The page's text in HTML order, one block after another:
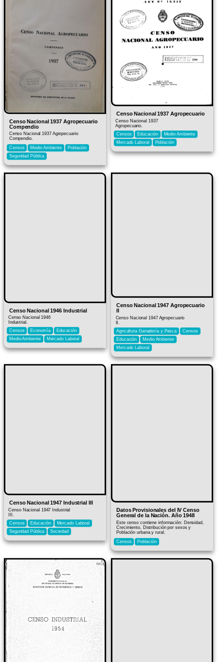
Censo Nacional 1937 Agropecuario
Compendio
Censo Nacional 1937 Agropecuario
Compendio.
Censos
Medio Ambiente
Población
Seguridad Pública
Censo Nacional 1937 Agropecuario
Censo Nacional 1937
Agropecuario.
Censos
Educación
Medio Ambiente
Mercado Laboral
Población
Censo Nacional 1946 Industrial
Censo Nacional 1946
Industrial.
Censos
Economía
Educación
Medio Ambiente
Mercado Laboral
Censo Nacional 1947 Agropecuario
II
Censo Nacional 1947 Agropecuario
II.
Agricultura Ganadería y Pesca
Censos
Educación
Medio Ambiente
Mercado Laboral
Censo Nacional 1947 Industrial III
Censo Nacional 1947 Industrial
Censos
Educación
Mercado Laboral
Seguridad Pública
Sociedad
Datos Provisionales del IV Censo
General de la Nación. Año 1948
Este censo contiene información: Densidad,
Crecimiento, Distribución por sexos y
Población urbana y rural.
Censos
Población